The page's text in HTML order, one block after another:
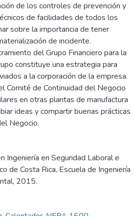
de los controles de prevención y
de facilidades de todos los
sobre la importancia de tener
de incidente.
del Grupo Financiero para la
constituye una estrategia para
a la corporación de la empresa.
Comité de Continuidad del Negocio
en otras plantas de manufactura
ideas y compartir buenas prácticas
Negocio.
Ingeniería en Seguridad Laboral e
de Costa Rica, Escuela de Ingeniería
2015.